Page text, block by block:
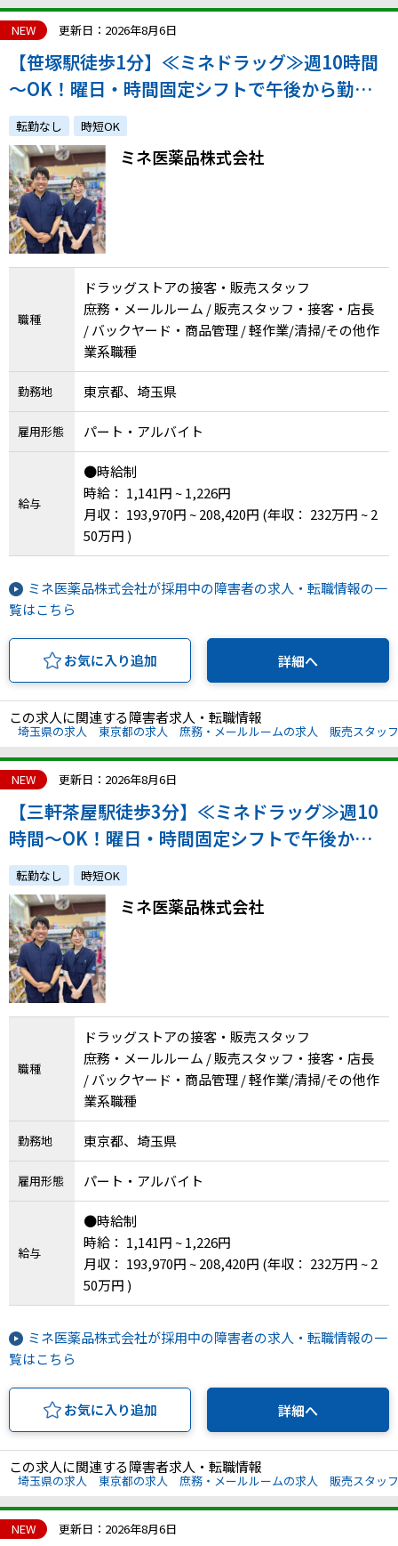
NEW 更新日：2026年8月6日
【笹塚駅徒歩1分】≪ミネドラッグ≫週10時間
～OK！曜日・時間固定シフトで午後から勤務
もOK！未経験OK！体調管理・生活との両立◎
転勤なし 時短OK
ミネ医薬品株式会社
職種
ドラッグストアの接客・販売スタッフ
庶務・メールルーム / 販売スタッフ・接客・店長
/ バックヤード・商品管理 / 軽作業/清掃/その他作
業系職種
勤務地 東京都、埼玉県
雇用形態 パート・アルバイト
給与
●時給制
時給： 1,141円 ~ 1,226円
月収： 193,970円 ~ 208,420円 (年収： 232万円 ~ 2
50万円 )
ミネ医薬品株式会社が採用中の障害者の求人・転職情報の一
覧はこちら
お気に入り追加 詳細へ
この求人に関連する障害者求人・転職情報
埼玉県の求人 東京都の求人 庶務・メールルームの求人 販売スタッ
NEW 更新日：2026年8月6日
【三軒茶屋駅徒歩3分】≪ミネドラッグ≫週10
時間～OK！曜日・時間固定シフトで午後から
勤務もOK！未経験OK！体調管理・生活との両
立◎
転勤なし 時短OK
ミネ医薬品株式会社
職種
ドラッグストアの接客・販売スタッフ
庶務・メールルーム / 販売スタッフ・接客・店長
/ バックヤード・商品管理 / 軽作業/清掃/その他作
業系職種
勤務地 東京都、埼玉県
雇用形態 パート・アルバイト
給与
●時給制
時給： 1,141円 ~ 1,226円
月収： 193,970円 ~ 208,420円 (年収： 232万円 ~ 2
50万円 )
ミネ医薬品株式会社が採用中の障害者の求人・転職情報の一
覧はこちら
お気に入り追加 詳細へ
この求人に関連する障害者求人・転職情報
埼玉県の求人 東京都の求人 庶務・メールルームの求人 販売スタッ
NEW 更新日：2026年8月6日